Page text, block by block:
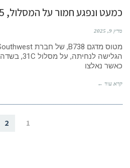
כמעט ונפגע חמור על המסלול, 25.2.2025
מרץ 9, 2025
כאשר נאלצו
קרא עוד ←
1
2